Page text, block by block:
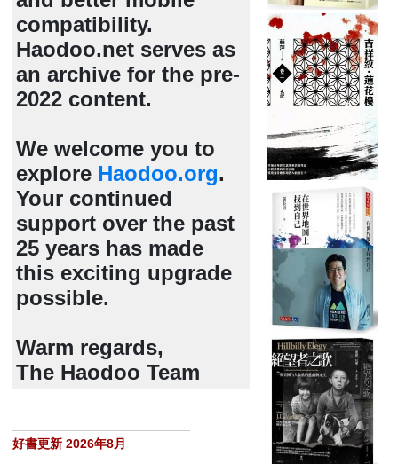
compatibility.
Haodoo.net serves as
an archive for the pre-
2022 content.
We welcome you to
explore Haodoo.org.
Your continued
support over the past
25 years has made
this exciting upgrade
possible.
Warm regards,
The Haodoo Team
好書更新 2026年8月